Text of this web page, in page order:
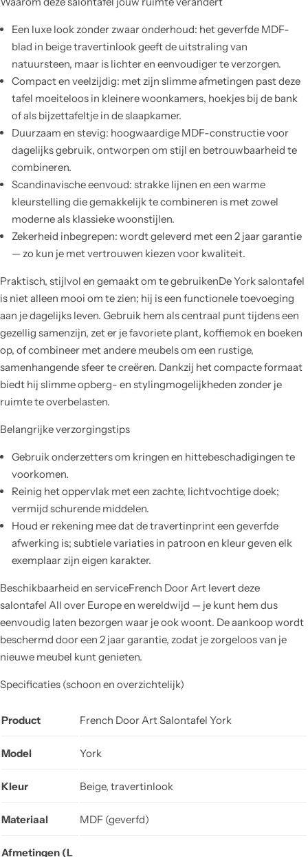
Een luxe look zonder zwaar onderhoud: het geverfde MDF-
blad in beige travertinlook geeft de uitstraling van
natuursteen, maar is lichter en eenvoudiger te verzorgen.
Compact en veelzijdig: met zijn slimme afmetingen past deze
tafel moeiteloos in kleinere woonkamers, hoekjes bij de bank
of als bijzettafeltje in de slaapkamer.
Duurzaam en stevig: hoogwaardige MDF-constructie voor
dagelijks gebruik, ontworpen om stijl en betrouwbaarheid te
combineren.
Scandinavische eenvoud: strakke lijnen en een warme
kleurstelling die gemakkelijk te combineren is met zowel
moderne als klassieke woonstijlen.
Zekerheid inbegrepen: wordt geleverd met een 2 jaar garantie
— zo kun je met vertrouwen kiezen voor kwaliteit.
Praktisch, stijlvol en gemaakt om te gebruikenDe York salontafel
is niet alleen mooi om te zien; hij is een functionele toevoeging
aan je dagelijks leven. Gebruik hem als centraal punt tijdens een
gezellig samenzijn, zet er je favoriete plant, koffiemok en boeken
op, of combineer met andere meubels om een rustige,
samenhangende sfeer te creëren. Dankzij het compacte formaat
biedt hij slimme opberg- en stylingmogelijkheden zonder je
ruimte te overbelasten.
Belangrijke verzorgingstips
Gebruik onderzetters om kringen en hittebeschadigingen te
voorkomen.
Reinig het oppervlak met een zachte, lichtvochtige doek;
vermijd schurende middelen.
Houd er rekening mee dat de travertinprint een geverfde
afwerking is; subtiele variaties in patroon en kleur geven elk
exemplaar zijn eigen karakter.
Beschikbaarheid en serviceFrench Door Art levert deze
salontafel All over Europe en wereldwijd — je kunt hem dus
eenvoudig laten bezorgen waar je ook woont. De aankoop wordt
beschermd door een 2 jaar garantie, zodat je zorgeloos van je
nieuwe meubel kunt genieten.
Specificaties (schoon en overzichtelijk)
Product French Door Art Salontafel York
Model York
Kleur Beige, travertinlook
Materiaal MDF (geverfd)
Afmetingen (L